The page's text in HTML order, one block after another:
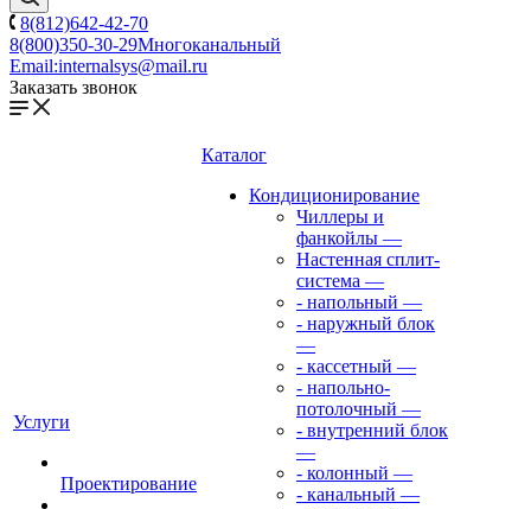
8(812)642-42-70
8(800)350-30-29Многоканальный
Email:internalsys@mail.ru
Заказать звонок
Услуги
Проектирование
Каталог
Кондиционирование
Чиллеры и
фанкойлы —
Настенная сплит-
система —
- напольный —
- наружный блок
—
- кассетный —
- напольно-
потолочный —
- внутренний блок
—
- колонный —
- канальный —